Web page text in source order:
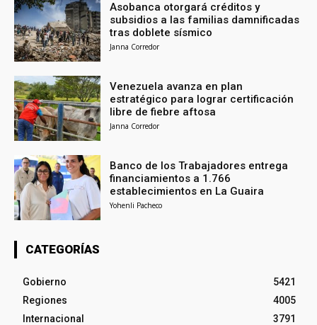
Asobanca otorgará créditos y
subsidios a las familias damnificadas
tras doblete sísmico
Janna Corredor
Venezuela avanza en plan
estratégico para lograr certificación
libre de fiebre aftosa
Janna Corredor
Banco de los Trabajadores entrega
financiamientos a 1.766
establecimientos en La Guaira
Yohenli Pacheco
CATEGORÍAS
Gobierno
5421
Regiones
4005
Internacional
3791